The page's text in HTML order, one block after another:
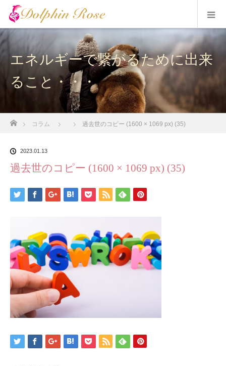
エネルギーで繋がるために出来
ること・・・
コラム 過去世のコピー (1600 × 1069 px) (35)
2023.01.13
過去世のコピー (1600 × 1069 px) (35)